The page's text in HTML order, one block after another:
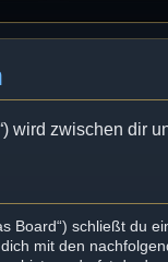
wird zwischen dir
Board“) schließt du
mit den